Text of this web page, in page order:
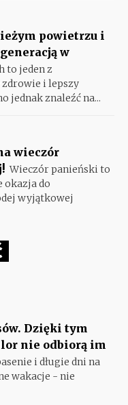
powietrzu i
w
to jeden z
zdrowie i lepszy
jednak znaleźć na...
wieczór
Wieczór panieński to
okazja do
wyjątkowej
Dzięki tym
nie odbiorą im
i długie dni na
wakacje - nie